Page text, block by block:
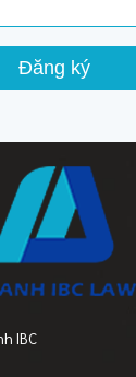
Đăng ký
IBC